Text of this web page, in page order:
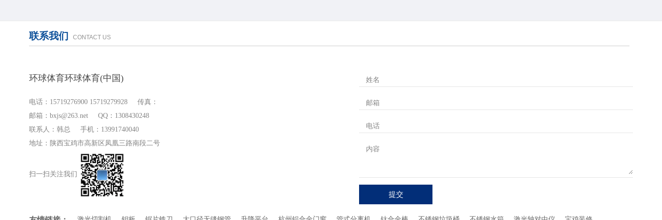
联系我们 CONTACT US
环球体育环球体育(中国)
电话：15719276900 15719279928 传真：
邮箱：bxjs@263.net QQ：1308430248
联系人：韩总 手机：13991740040
地址：陕西宝鸡市高新区凤凰三路南段二号
扫一扫关注我们
姓名
邮箱
电话
内容
提交